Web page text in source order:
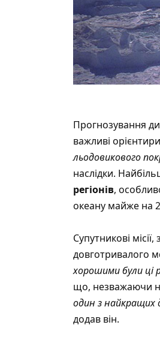
Прогнозування
важливі
льодовикового
наслідки.
регіонів,
океану майже на
Супутникові
довготривалого
хорошими були ці
що, незважаючи
один з найкращих
додав він.